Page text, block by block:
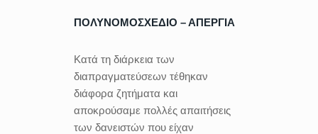
ΠΟΛΥΝΟΜΟΣΧΕΔΙΟ – ΑΠΕΡΓΙΑ
Κατά τη διάρκεια των
διαπραγματεύσεων τέθηκαν
διάφορα ζητήματα και
αποκρούσαμε πολλές απαιτήσεις
των δανειστών που είχαν